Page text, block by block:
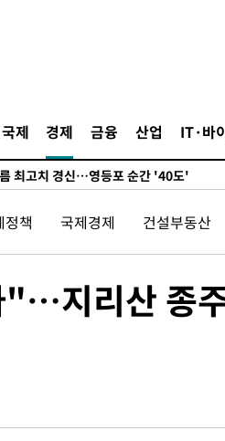
국제 경제 금융 산업 IT·바
로 미상 발사체 발사"
…한밤 열대야도 계속[내일날씨]
배경엔 美의 대한국 무역적자 있어"
최고치 경신…영등포 순간 '40도'
복…0.26% 오른 801.67 마감
인트(4.58%) 내린 6296.38 마감
, 스페이스X 로켓 달 충돌 흔적 포착
럼프, '이란 호르무즈 통제권' 수용할까
원전 반대 안해…안정 전력 위해 불가
정책 국제경제 건설부동산
지리산 종